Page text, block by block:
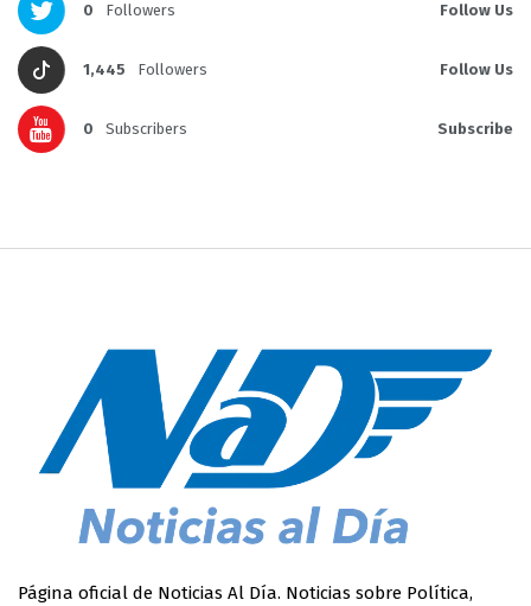
0 Followers Follow Us
1,445 Followers Follow Us
0 Subscribers Subscribe
Página oficial de Noticias Al Día. Noticias sobre Política,